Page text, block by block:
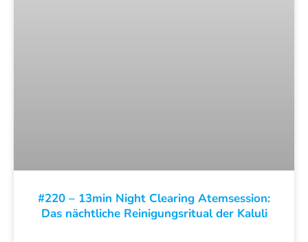
#220 – 13min Night Clearing Atemsession:
Das nächtliche Reinigungsritual der Kaluli